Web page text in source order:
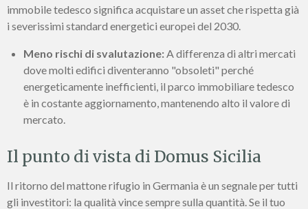
immobile tedesco significa acquistare un asset che rispetta già
i severissimi standard energetici europei del 2030.
Meno rischi di svalutazione: A differenza di altri mercati
dove molti edifici diventeranno "obsoleti" perché
energeticamente inefficienti, il parco immobiliare tedesco
è in costante aggiornamento, mantenendo alto il valore di
mercato.
Il punto di vista di Domus Sicilia
Il ritorno del mattone rifugio in Germania è un segnale per tutti
gli investitori: la qualità vince sempre sulla quantità. Se il tuo